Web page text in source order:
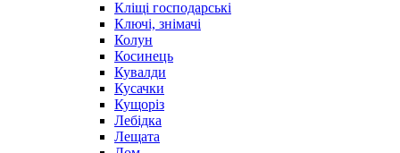
Кліщі господарські
Ключі, знімачі
Колун
Косинець
Кувалди
Кусачки
Кущоріз
Лебідка
Лещата